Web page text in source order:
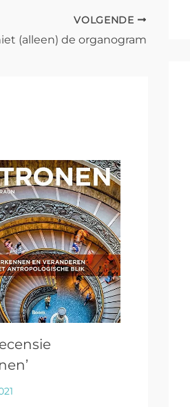
VOLGENDE
(alleen) de organogram